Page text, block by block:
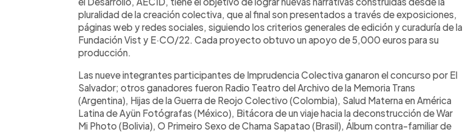
pluralidad de la creación colectiva, que al final son presentados a través de exposiciones,
páginas web y redes sociales, siguiendo los criterios generales de edición y curaduría de la
Fundación Vist y E·CO/22. Cada proyecto obtuvo un apoyo de 5,000 euros para su
producción.
Las nueve integrantes participantes de Imprudencia Colectiva ganaron el concurso por El
Salvador; otros ganadores fueron Radio Teatro del Archivo de la Memoria Trans
(Argentina), Hijas de la Guerra de Reojo Colectivo (Colombia), Salud Materna en América
Latina de Ayün Fotógrafas (México), Bitácora de un viaje hacia la deconstrucción de War
Mi Photo (Bolivia), O Primeiro Sexo de Chama Sapatao (Brasil), Álbum contra-familiar de